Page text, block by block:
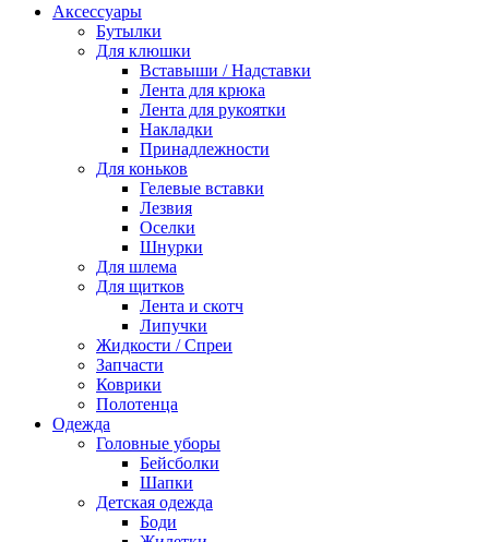
Аксессуары
Бутылки
Для клюшки
Вставыши / Надставки
Лента для крюка
Лента для рукоятки
Накладки
Принадлежности
Для коньков
Гелевые вставки
Лезвия
Оселки
Шнурки
Для шлема
Для щитков
Лента и скотч
Липучки
Жидкости / Спреи
Запчасти
Коврики
Полотенца
Одежда
Головные уборы
Бейсболки
Шапки
Детская одежда
Боди